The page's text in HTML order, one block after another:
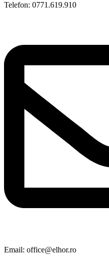
Telefon: 0771.619.910
Email: office@elhor.ro